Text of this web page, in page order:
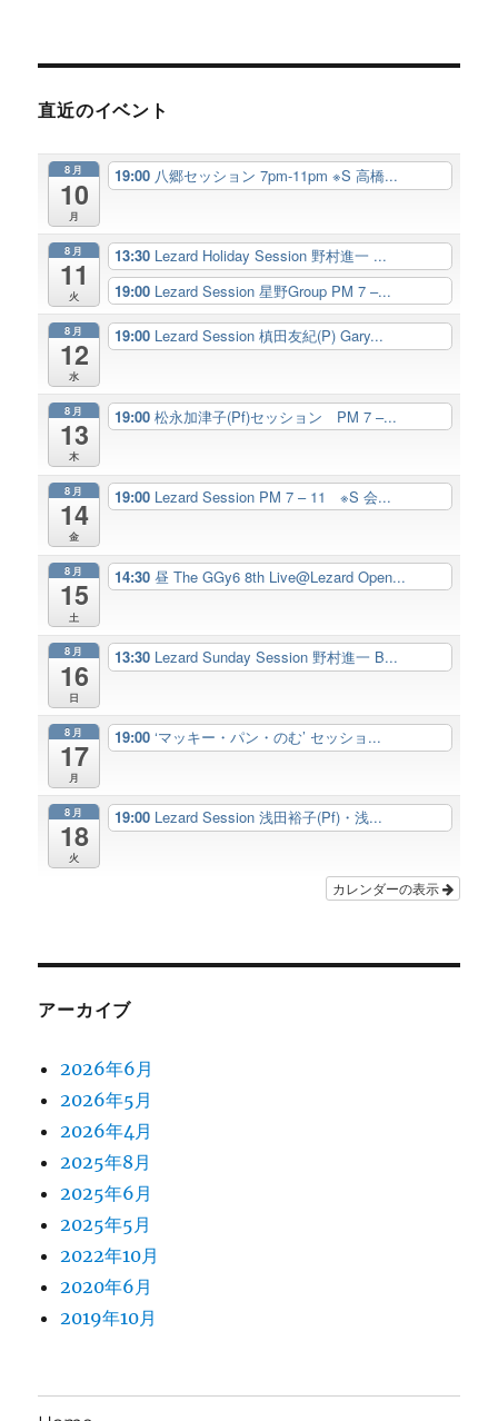
直近のイベント
8月
10
月
19:00 八郷セッション 7pm-11pm ※S 高橋...
8月
11
火
13:30 Lezard Holiday Session 野村進一 ...
19:00 Lezard Session 星野Group PM 7 –...
8月
12
水
19:00 Lezard Session 槙田友紀(P) Gary...
8月
13
木
19:00松永加津子(Pf)セッション PM 7 –...
8月
14
金
19:00 Lezard Session PM 7 – 11 ※S 会...
8月
15
土
14:30昼 The GGy6 8th Live@Lezard Open...
8月
16
日
13:30 Lezard Sunday Session 野村進一 B...
8月
17
月
19:00‘マッキー・パン・のむ’ セッショ...
8月
18
火
19:00 Lezard Session 浅田裕子(Pf)・浅...
カレンダーの表示
アーカイブ
2026年6月
2026年5月
2026年4月
2025年8月
2025年6月
2025年5月
2022年10月
2020年6月
2019年10月